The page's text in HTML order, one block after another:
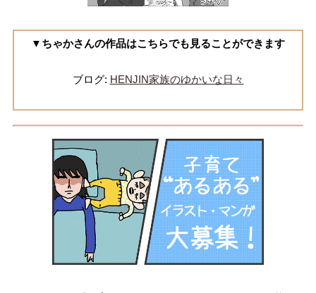
▼ちゃかさんの作品はこちらでも見ることができます
ブログ: HENJIN家族のゆかいな日々